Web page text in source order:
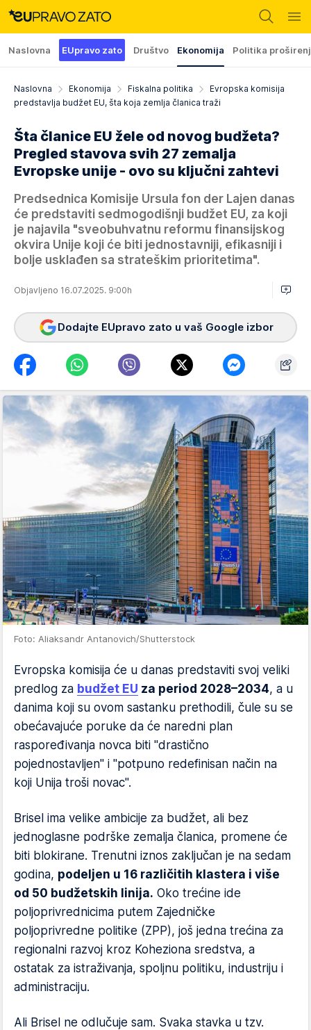
Naslovna EUpravo zato Društvo Ekonomija Politika
Naslovna Ekonomija Fiskalna politika
Evropska komisija
predstavlja budžet EU, šta koja zemlja članica traži
Šta članice EU žele od novog budžeta?
Pregled stavova svih 27 zemalja
Evropske unije - ovo su ključni zahtevi
Predsednica Komisije Ursula fon der Lajen danas
će predstaviti sedmogodišnji budžet EU, za koji
je najavila "sveobuhvatnu reformu finansijskog
okvira Unije koji će biti jednostavniji, efikasniji i
bolje usklađen sa strateškim prioritetima".
Objavljeno 16.07.2025. 9:00h
Dodajte EUpravo zato u vaš Google izbor
Foto: Aliaksandr Antanovich/Shutterstock
Evropska komisija će u danas predstaviti svoj veliki
predlog za budžet EU za period 2028–2034, a u
danima koji su ovom sastanku prethodili, čule su se
obećavajuće poruke da će naredni plan
raspoređivanja novca biti "drastično
pojednostavljen" i "potpuno redefinisan način na
koji Unija troši novac".
Brisel ima velike ambicije za budžet, ali bez
jednoglasne podrške zemalja članica, promene će
biti blokirane. Trenutni iznos zaključan je na sedam
godina, podeljen u 16 različitih klastera i više
od 50 budžetskih linija. Oko trećine ide
poljoprivrednicima putem Zajedničke
poljoprivredne politike (ZPP), još jedna trećina za
regionalni razvoj kroz Koheziona sredstva, a
ostatak za istraživanja, spoljnu politiku, industriju i
administraciju.
Ali Brisel ne odlučuje sam. Svaka stavka u tzv.